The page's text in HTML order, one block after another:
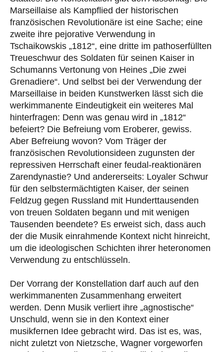
Marseillaise als Kampflied der historischen
französischen Revolutionäre ist eine Sache; eine
zweite ihre pejorative Verwendung in
Tschaikowskis „1812“, eine dritte im pathoserfüllten
Treueschwur des Soldaten für seinen Kaiser in
Schumanns Vertonung von Heines „Die zwei
Grenadiere“. Und selbst bei der Verwendung der
Marseillaise in beiden Kunstwerken lässt sich die
werkimmanente Eindeutigkeit ein weiteres Mal
hinterfragen: Denn was genau wird in „1812“
befeiert? Die Befreiung vom Eroberer, gewiss.
Aber Befreiung wovon? Vom Träger der
französischen Revolutionsideen zugunsten der
repressiven Herrschaft einer feudal-reaktionären
Zarendynastie? Und andererseits: Loyaler Schwur
für den selbstermächtigten Kaiser, der seinen
Feldzug gegen Russland mit Hunderttausenden
von treuen Soldaten begann und mit wenigen
Tausenden beendete? Es erweist sich, dass auch
der die Musik einrahmende Kontext nicht hinreicht,
um die ideologischen Schichten ihrer heteronomen
Verwendung zu entschlüsseln.
Der Vorrang der Konstellation darf auch auf den
werkimmanenten Zusammenhang erweitert
werden. Denn Musik verliert ihre „agnostische“
Unschuld, wenn sie in den Kontext einer
musikfernen Idee gebracht wird. Das ist es, was,
nicht zuletzt von Nietzsche, Wagner vorgeworfen